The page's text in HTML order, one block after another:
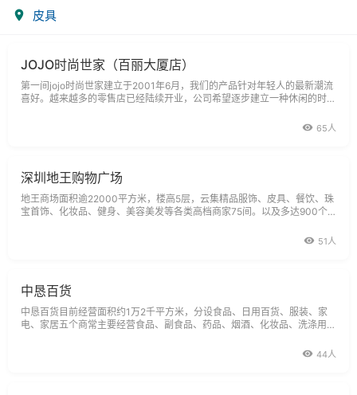
皮具
JOJO时尚世家（百丽大厦店）
第一间jojo时尚世家建立于2001年6月，我们的产品针对年轻人的最新潮流
喜好。越来越多的零售店已经陆续开业，公司希望逐步建立一种休闲的时尚
皮具店，还有精美的眼镜店。心爱的手表需要小心地使用和保养,时常取下65人
深圳地王购物广场
地王商场面积逾22000平方米，楼高5层，云集精品服饰、皮具、餐饮、珠
宝首饰、化妆品、健身、美容美发等各类高档商家75间。以及多达900个
一站式服务规划极尽完善，购物消闲倍感称心自在。除了有大家都不会陌生
51人
中恳百货
中恳百货目前经营面积约1万2千平方米，分设食品、日用百货、服装、家
电、家居五个商常主要经营食品、副食品、药品、烟酒、化妆品、洗涤用
影音器材、摄录器材、音像制品、玩具、文具、床上用品、皮具、鞋、箱44人